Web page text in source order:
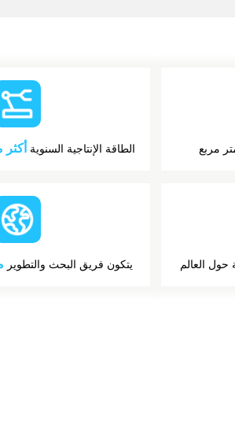
مربع الطاقة الإنتاجية السنوية أكثر
حول العالم يتكون فريق البحث والتطوير